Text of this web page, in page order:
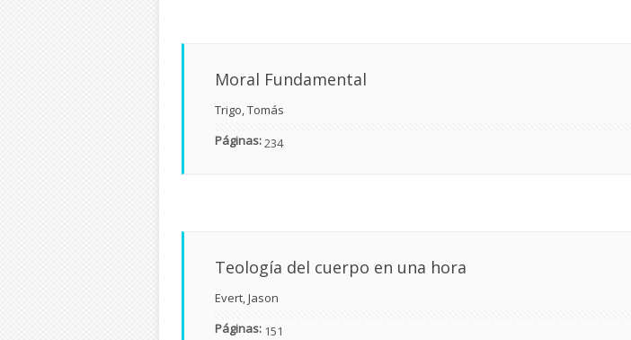
Moral Fundamental
Trigo, Tomás
Páginas:234
Teología del cuerpo en una hora
Evert, Jason
Páginas: 151